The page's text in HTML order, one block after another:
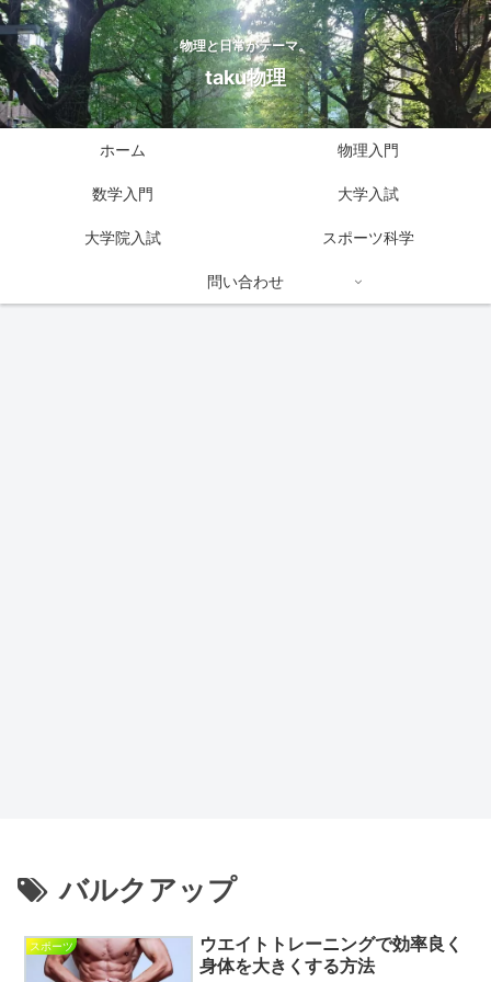
物理と日常がテーマ。
taku物理
ホーム 物理入門
数学入門 大学入試
大学院入試 スポーツ科学
問い合わせ
バルクアップ
スポーツ
ウエイトトレーニングで効率良く
身体を大きくする方法